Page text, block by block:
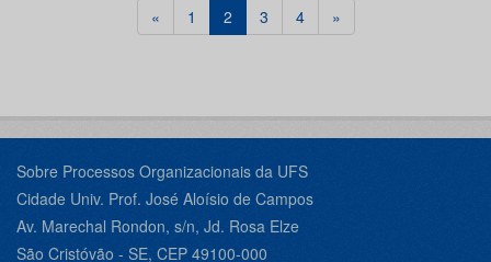
« 1 2 3 4 »
Sobre Processos Organizacionais da UFS
Cidade Univ. Prof. José Aloísio de Campos
Av. Marechal Rondon, s/n, Jd. Rosa Elze
São Cristóvão - SE, CEP 49100-000